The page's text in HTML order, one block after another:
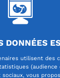
du
de
DONNÉES
utilisent des
vous